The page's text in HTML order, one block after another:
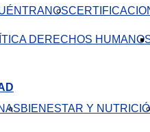
DERECHOS
BIENESTAR Y